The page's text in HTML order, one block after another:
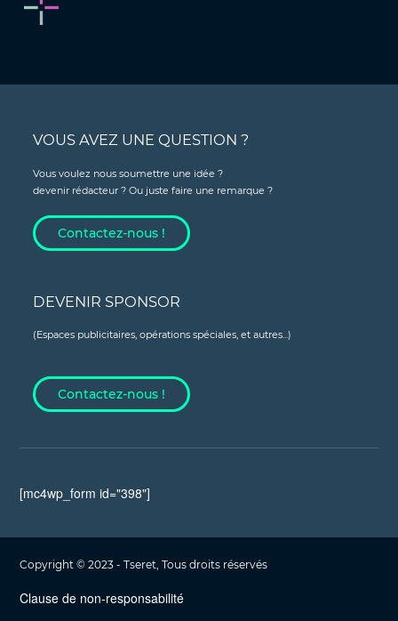
VOUS AVEZ UNE QUESTION ?
Vous voulez nous soumettre une idée ?
devenir rédacteur ? Ou juste faire une remarque ?
Contactez-nous !
DEVENIR SPONSOR
(Espaces publicitaires, opérations spéciales, et autres...)
Contactez-nous !
[mc4wp_form id="398"]
Copyright © 2023 - Tseret, Tous droits réservés
Clause de non-responsabilité